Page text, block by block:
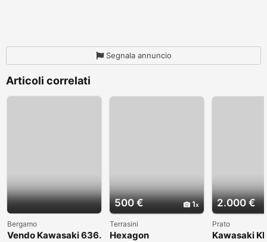
Segnala annuncio
Articoli correlati
Bergamo
Vendo Kawasaki 636.
500 € 1
Terrasini
Hexagon
2.000 €
Prato
Kawasaki